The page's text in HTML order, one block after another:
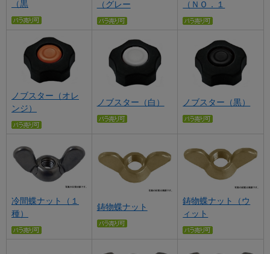
（黒
（グレー
（ＮＯ．１
ノブスター（オレ
ンジ）
ノブスター（白） ノブスター（黒）
冷間蝶ナット（１
種）
鋳物蝶ナット
鋳物蝶ナット（ウ
ィット